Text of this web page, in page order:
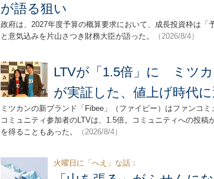
が語る狙い
政府は、2027年度予算の概算要求において、成長投資枠は「
と意気込みを片山さつき財務大臣が語った。
（2026/8/4）
LTVが「1.5倍」に ミツカ
が実証した、値上げ時代
ミツカンの新ブランド「Fibee」（ファイビー）はファンコ
コミュニティ参加者のLTVは、1.5倍。コミュニティへの投稿
を得ることもあった。
（2026/8/4）
火曜日に「へえ」な話：